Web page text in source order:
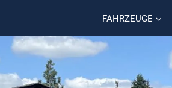
FAHRZEUGE